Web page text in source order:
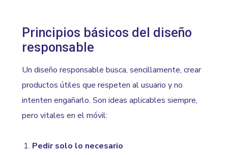
Principios básicos del diseño
responsable
Un diseño responsable busca, sencillamente, crear
productos útiles que respeten al usuario y no
intenten engañarlo. Son ideas aplicables siempre,
pero vitales en el móvil:
Pedir solo lo necesario